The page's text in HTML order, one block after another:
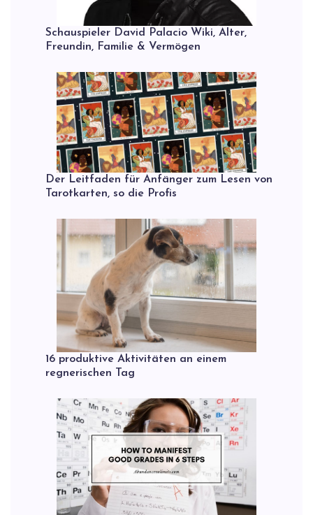
Schauspieler David Palacio Wiki, Alter,
Freundin, Familie & Vermögen
Der Leitfaden für Anfänger zum Lesen von
Tarotkarten, so die Profis
16 produktive Aktivitäten an einem
regnerischen Tag